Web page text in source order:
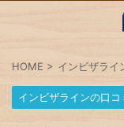
HOME > インビザライ
インビザラインの口コ